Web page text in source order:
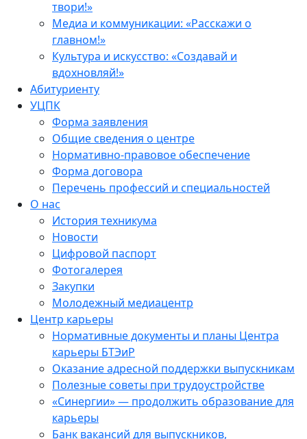
твори!»
Медиа и коммуникации: «Расскажи о
главном!»
Культура и искусство: «Создавай и
вдохновляй!»
Абитуриенту
УЦПК
Форма заявления
Общие сведения о центре
Нормативно-правовое обеспечение
Форма договора
Перечень профессий и специальностей
О нас
История техникума
Новости
Цифровой паспорт
Фотогалерея
Закупки
Молодежный медиацентр
Центр карьеры
Нормативные документы и планы Центра
карьеры БТЭиР
Оказание адресной поддержки выпускникам
Полезные советы при трудоустройстве
«Синергии» — продолжить образование для
карьеры
Банк вакансий для выпускников,